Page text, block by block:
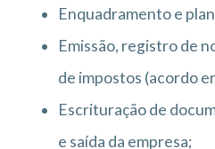
Enquadramento e
Emissão, registro de
de impostos (acordo
Escrituração de
e saída da empresa;